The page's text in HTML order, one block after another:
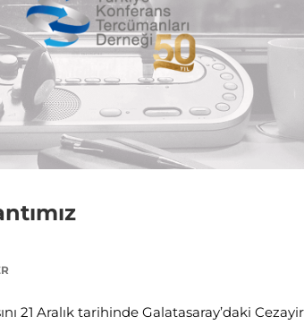
21 Aralık tarihinde Galatasaray’daki